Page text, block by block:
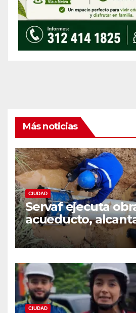
Más noticias
CIUDAD
Servaf ejecuta
acueducto,
recuperación vial
sectores de
CIUDAD